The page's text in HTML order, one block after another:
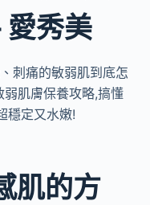
愛秀美
刺痛的敏弱肌到底怎
弱肌膚保養攻略,搞懂
穩定又水嫩!
肌的方